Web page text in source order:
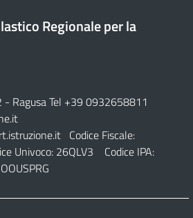
Regionale per la
- Ragusa Tel +39 0932658811
Codice Fiscale:
Univoco: 26QLV3 Codice IPA: